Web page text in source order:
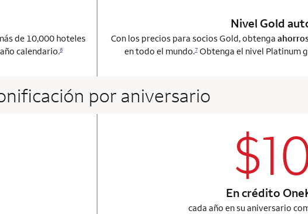
de 10,000 hoteles
calendario.6
Nivel Gold
Con los precios para socios Gold, obtenga
en todo el mundo.7Obtenga el nivel Platinum
por aniversario
En crédito
cada año en su aniversario